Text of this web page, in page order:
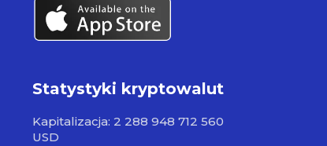
Statystyki kryptowalut
Kapitalizacja: 2 288 948 712 560
USD